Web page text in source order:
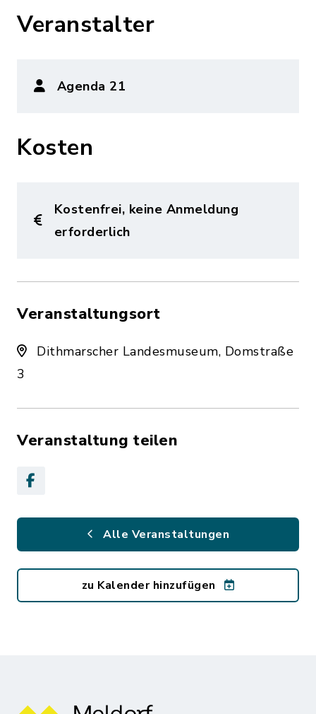
Veranstalter
Agenda 21
Kosten
Kostenfrei, keine Anmeldung
erforderlich
Veranstaltungsort
Dithmarscher Landesmuseum, Domstraße
3
Veranstaltung teilen
Alle Veranstaltungen
zu Kalender hinzufügen